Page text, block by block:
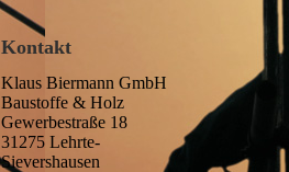
Kontakt
Klaus Biermann GmbH
Baustoffe & Holz
Gewerbestraße 18
31275 Lehrte-
Sievershausen